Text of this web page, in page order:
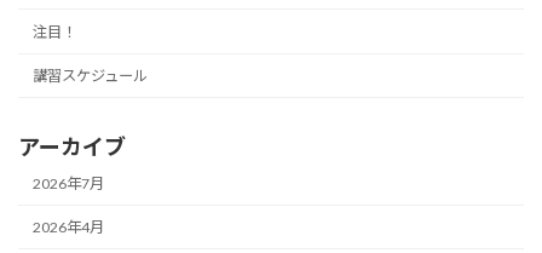
注目！
講習スケジュール
アーカイブ
2026年7月
2026年4月